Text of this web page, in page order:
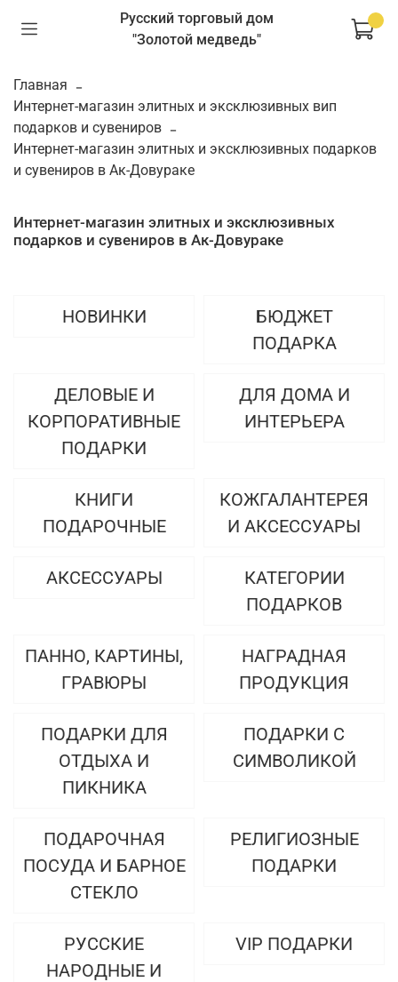
Русский торговый дом
"Золотой медведь"
Главная
Интернет-магазин элитных и эксклюзивных вип
подарков и сувениров
Интернет-магазин элитных и эксклюзивных подарков
и сувениров в Ак-Довураке
Интернет-магазин элитных и эксклюзивных
подарков и сувениров в Ак-Довураке
НОВИНКИ
БЮДЖЕТ
ПОДАРКА
ДЕЛОВЫЕ И
КОРПОРАТИВНЫЕ
ПОДАРКИ
ДЛЯ ДОМА И
ИНТЕРЬЕРА
КНИГИ
ПОДАРОЧНЫЕ
КОЖГАЛАНТЕРЕЯ
И АКСЕССУАРЫ
АКСЕССУАРЫ
КАТЕГОРИИ
ПОДАРКОВ
ПАННО, КАРТИНЫ,
ГРАВЮРЫ
НАГРАДНАЯ
ПРОДУКЦИЯ
ПОДАРКИ ДЛЯ
ОТДЫХА И
ПИКНИКА
ПОДАРКИ С
СИМВОЛИКОЙ
ПОДАРОЧНАЯ
ПОСУДА И БАРНОЕ
СТЕКЛО
РЕЛИГИОЗНЫЕ
ПОДАРКИ
РУССКИЕ
НАРОДНЫЕ И
VIP ПОДАРКИ